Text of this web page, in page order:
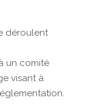
déroulent
un comité
visant à